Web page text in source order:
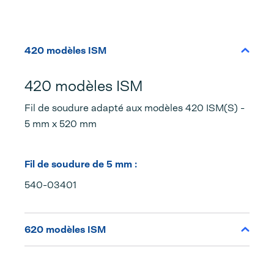
420 modèles ISM
420 modèles ISM
Fil de soudure adapté aux modèles 420 ISM(S) -
5 mm x 520 mm
Fil de soudure de 5 mm :
540-03401
620 modèles ISM